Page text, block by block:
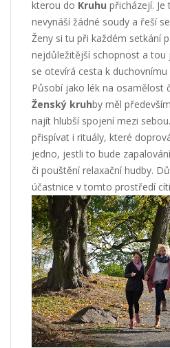
kterou do Kruhu přicházejí.
nevynáší žádné soudy a řeší
Ženy si tu při každém setkání
nejdůležitější schopnost a tou
se otevírá cesta k
Působí jako lék na osamělost
Ženský kruhby měl
najít hlubší spojení mezi
přispívat i rituály, které
jedno, jestli to bude
či pouštění relaxační hudby.
účastnice v tomto prostředí